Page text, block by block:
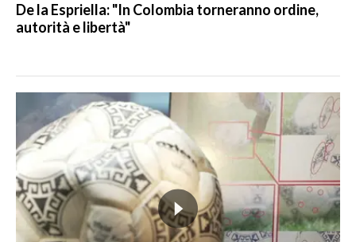
De la Espriella: "In Colombia torneranno ordine,
autorità e libertà"